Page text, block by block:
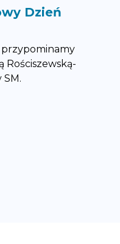
Dzień
przypominamy
Rościszewską-